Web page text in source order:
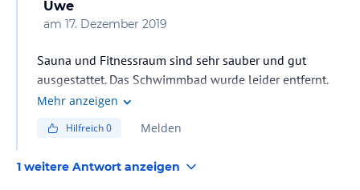
Uwe
am 17. Dezember 2019
Sauna und Fitnessraum sind sehr sauber und gut
ausgestattet. Das Schwimmbad wurde leider entfernt.
Dezember 2019.
Mehr anzeigen
Hilfreich0 Melden
1 weitere Antwort anzeigen